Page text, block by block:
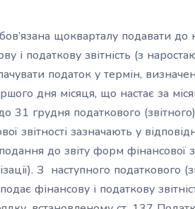
щокварталу подавати
і податкову звітність (з
податок у термін,
дня місяця, що настає за
31 грудня податкового
звітності зазначають у
до звіту форм фінансової
З наступного податкового
фінансову і податкову